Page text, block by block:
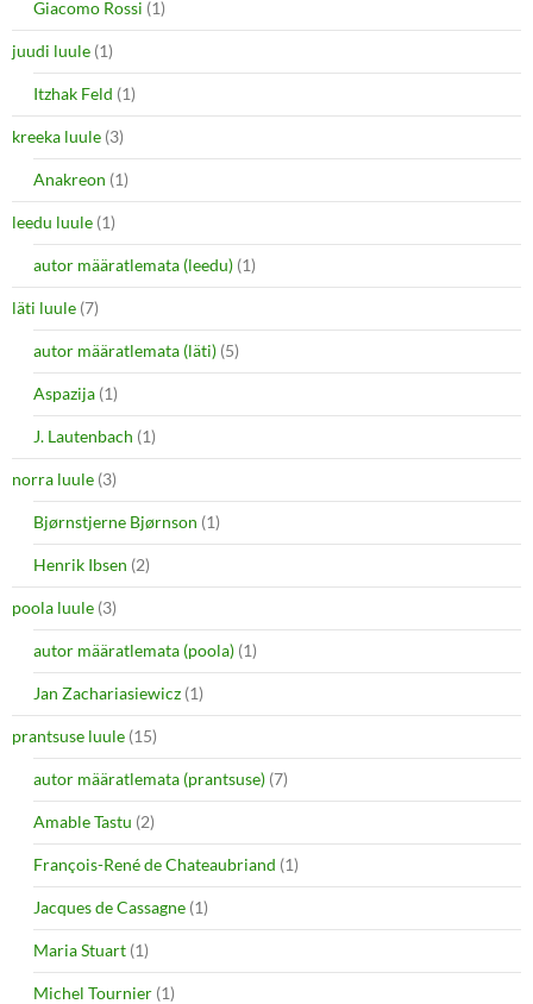
Giacomo Rossi (1)
juudi luule (1)
Itzhak Feld (1)
kreeka luule (3)
Anakreon (1)
leedu luule (1)
autor määratlemata (leedu) (1)
läti luule (7)
autor määratlemata (läti) (5)
Aspazija (1)
J. Lautenbach (1)
norra luule (3)
Bjørnstjerne Bjørnson (1)
Henrik Ibsen (2)
poola luule (3)
autor määratlemata (poola) (1)
Jan Zachariasiewicz (1)
prantsuse luule (15)
autor määratlemata (prantsuse) (7)
Amable Tastu (2)
François-René de Chateaubriand (1)
Jacques de Cassagne (1)
Maria Stuart (1)
Michel Tournier (1)